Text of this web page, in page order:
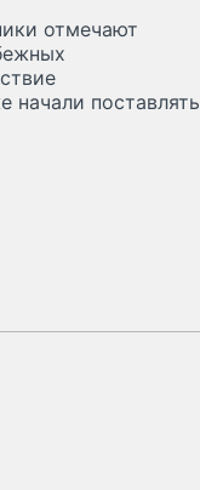
отмечают
начали поставлять